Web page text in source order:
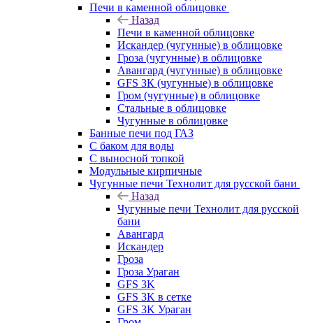
Печи в каменной облицовке
Назад
Печи в каменной облицовке
Искандер (чугунные) в облицовке
Гроза (чугунные) в облицовке
Авангард (чугунные) в облицовке
GFS ЗК (чугунные) в облицовке
Гром (чугунные) в облицовке
Стальные в облицовке
Чугунные в облицовке
Банные печи под ГАЗ
С баком для воды
С выносной топкой
Модульные кирпичные
Чугунные печи Технолит для русской бани
Назад
Чугунные печи Технолит для русской
бани
Авангард
Искандер
Гроза
Гроза Ураган
GFS 3K
GFS 3K в сетке
GFS 3K Ураган